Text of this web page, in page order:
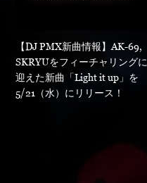
【DJ PMX新曲情報】AK-69,
SKRYUをフィーチャリングに
迎えた新曲「Light it up」を
5/21（水）にリリース！